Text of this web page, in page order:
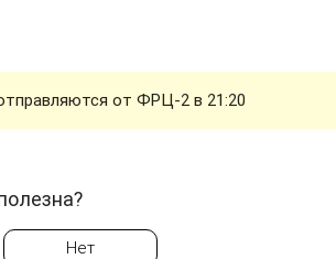
от ФРЦ-2 в 21:20
Нет